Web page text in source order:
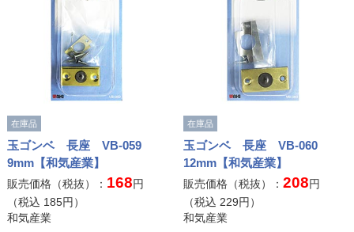
在庫品
玉ゴンベ 長座 VB-059
9mm【和気産業】
販売価格（税抜）： 168円
（税込 185円）
和気産業
在庫品
玉ゴンベ 長座 VB-060
12mm【和気産業】
販売価格（税抜）：208円
（税込 229円）
和気産業